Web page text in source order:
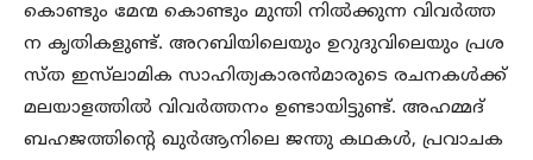
കൊണ്ടും മേന്മ കൊണ്ടും മുന്തി നില്‍ക്കുന്ന വിവര്‍ത്ത
ന കൃതികളുണ്ട്. അറബിയിലെയും ഉറുദുവിലെയും പ്രശ
സ്ത ഇസ്‌ലാമിക സാഹിത്യകാരന്‍മാരുടെ രചനകള്‍ക്ക്
മലയാളത്തില്‍ വിവര്‍ത്തനം ഉണ്ടായിട്ടുണ്ട്. അഹമ്മദ്
ബഹജത്തിന്‍റെ ഖുര്‍ആനിലെ ജന്തു കഥകള്‍, പ്രവാചക